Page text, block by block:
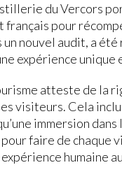
du Vercors
français pour
nouvel audit, a
expérience unique
atteste de la
visiteurs. Cela
immersion
faire de chaque
humaine